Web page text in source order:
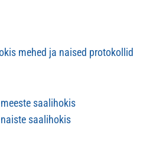
mehed ja naised protokollid
saalihokis
saalihokis